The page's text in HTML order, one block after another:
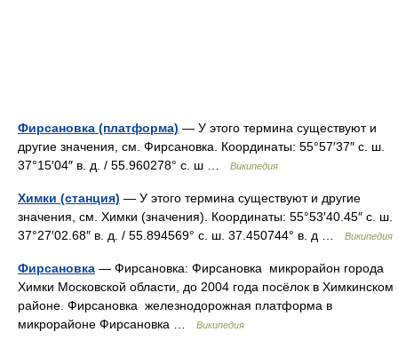
Фирсановка (платформа) — У этого термина существуют и
другие значения, см. Фирсановка. Координаты: 55°57′37″ с. ш.
37°15′04″ в. д. / 55.960278° с. ш …
Википедия
Химки (станция) — У этого термина существуют и другие
значения, см. Химки (значения). Координаты: 55°53′40.45″ с. ш.
37°27′02.68″ в. д. / 55.894569° с. ш. 37.450744° в. д …
Википедия
Фирсановка — Фирсановка: Фирсановка микрорайон города
Химки Московской области, до 2004 года посёлок в Химкинском
районе. Фирсановка железнодорожная платформа в
микрорайоне Фирсановка …
Википедия